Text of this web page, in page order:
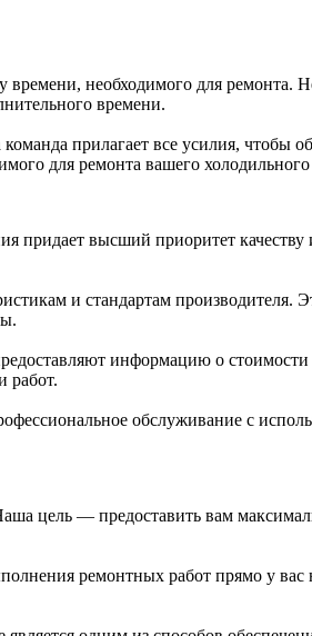
необходимого для ремонта.
времени.
прилагает все усилия, чтобы
для ремонта вашего
придает высший приоритет качеству
и стандартам производителя.
информацию о
работ.
обслуживание с
цель — предоставить вам
ремонтных работ прямо у вас